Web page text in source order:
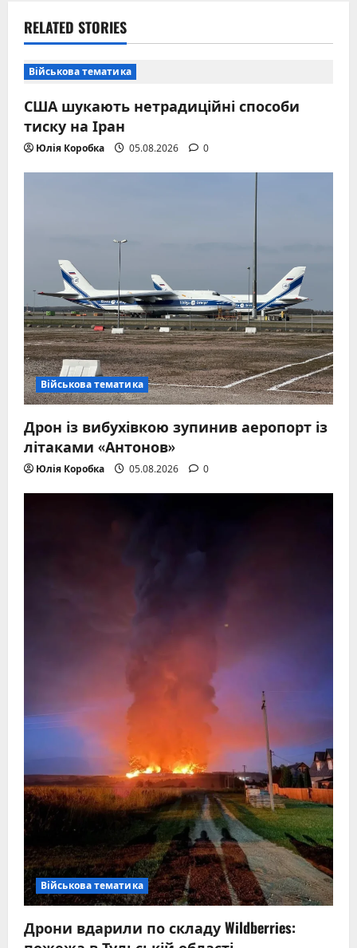
RELATED STORIES
Військова тематика
США шукають нетрадиційні способи
тиску на Іран
Юлія Коробка 05.08.2026 0
Військова тематика
Дрон із вибухівкою зупинив аеропорт із
літаками «Антонов»
Юлія Коробка 05.08.2026 0
Військова тематика
Дрони вдарили по складу Wildberries: